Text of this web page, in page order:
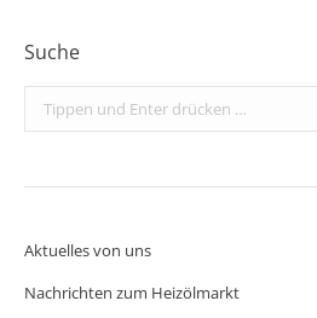
Suche
Search:
Aktuelles von uns
Nachrichten zum Heizölmarkt